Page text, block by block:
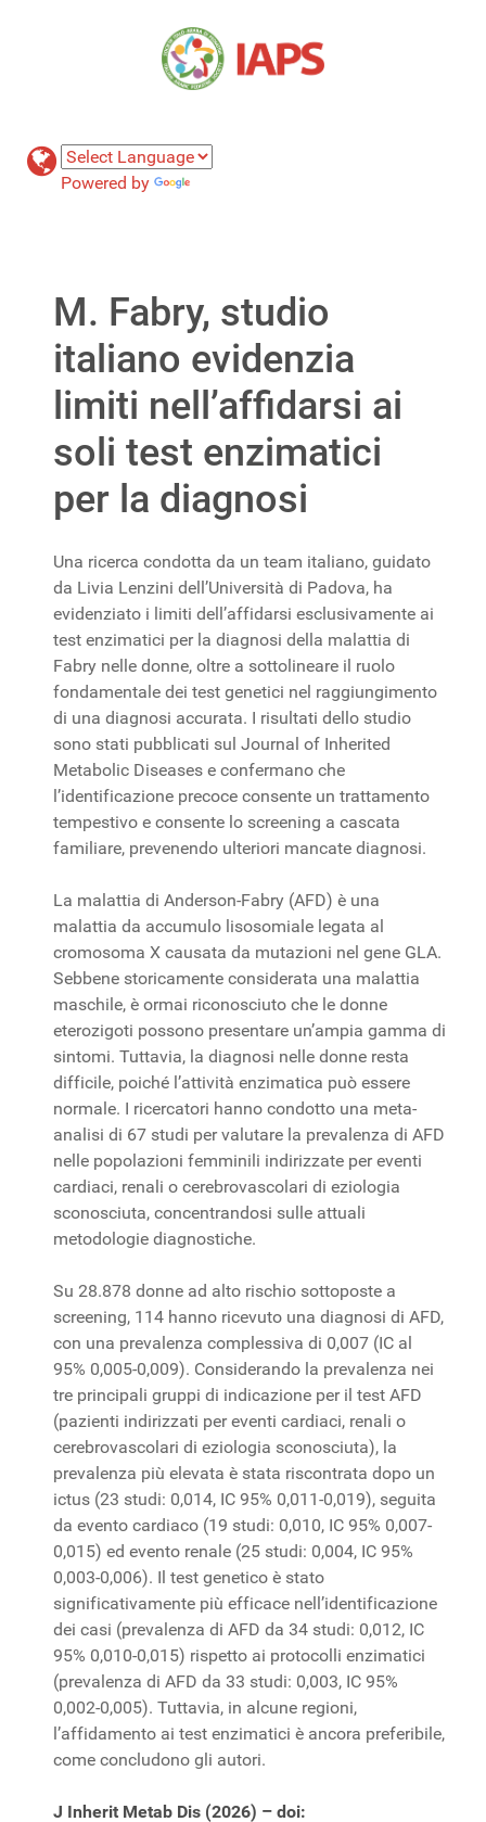
Powered by
M. Fabry, studio
italiano evidenzia
limiti nell’affidarsi ai
soli test enzimatici
per la diagnosi
Una ricerca condotta da un team italiano, guidato
da Livia Lenzini dell’Università di Padova, ha
evidenziato i limiti dell’affidarsi esclusivamente ai
test enzimatici per la diagnosi della malattia di
Fabry nelle donne, oltre a sottolineare il ruolo
fondamentale dei test genetici nel raggiungimento
di una diagnosi accurata. I risultati dello studio
sono stati pubblicati sul Journal of Inherited
Metabolic Diseases e confermano che
l’identificazione precoce consente un trattamento
tempestivo e consente lo screening a cascata
familiare, prevenendo ulteriori mancate diagnosi.
La malattia di Anderson-Fabry (AFD) è una
malattia da accumulo lisosomiale legata al
cromosoma X causata da mutazioni nel gene GLA.
Sebbene storicamente considerata una malattia
maschile, è ormai riconosciuto che le donne
eterozigoti possono presentare un’ampia gamma di
sintomi. Tuttavia, la diagnosi nelle donne resta
difficile, poiché l’attività enzimatica può essere
normale. I ricercatori hanno condotto una meta-
analisi di 67 studi per valutare la prevalenza di AFD
nelle popolazioni femminili indirizzate per eventi
cardiaci, renali o cerebrovascolari di eziologia
sconosciuta, concentrandosi sulle attuali
metodologie diagnostiche.
Su 28.878 donne ad alto rischio sottoposte a
screening, 114 hanno ricevuto una diagnosi di AFD,
con una prevalenza complessiva di 0,007 (IC al
95% 0,005-0,009). Considerando la prevalenza nei
tre principali gruppi di indicazione per il test AFD
(pazienti indirizzati per eventi cardiaci, renali o
cerebrovascolari di eziologia sconosciuta), la
prevalenza più elevata è stata riscontrata dopo un
ictus (23 studi: 0,014, IC 95% 0,011-0,019), seguita
da evento cardiaco (19 studi: 0,010, IC 95% 0,007-
0,015) ed evento renale (25 studi: 0,004, IC 95%
0,003-0,006). Il test genetico è stato
significativamente più efficace nell’identificazione
dei casi (prevalenza di AFD da 34 studi: 0,012, IC
95% 0,010-0,015) rispetto ai protocolli enzimatici
(prevalenza di AFD da 33 studi: 0,003, IC 95%
0,002-0,005). Tuttavia, in alcune regioni,
l’affidamento ai test enzimatici è ancora preferibile,
come concludono gli autori.
J Inherit Metab Dis (2026) – doi: